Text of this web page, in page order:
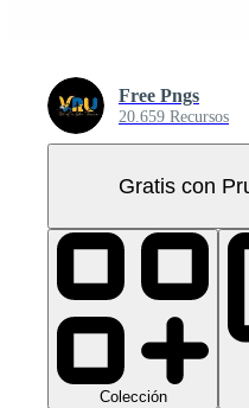
Free Pngs
20.659 Recursos
Gratis con
Colección